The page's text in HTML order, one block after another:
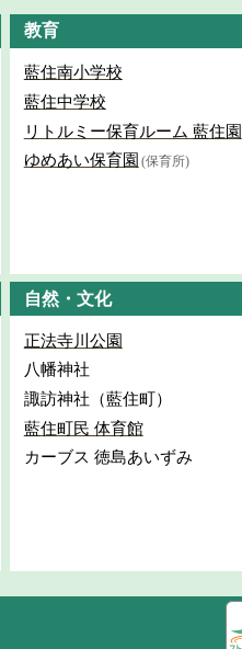
教育
藍住南小学校
藍住中学校
リトルミー保育ルーム 藍住園
ゆめあい保育園 (保育所)
自然・文化
正法寺川公園
八幡神社
諏訪神社（藍住町）
藍住町民 体育館
カーブス 徳島あいずみ